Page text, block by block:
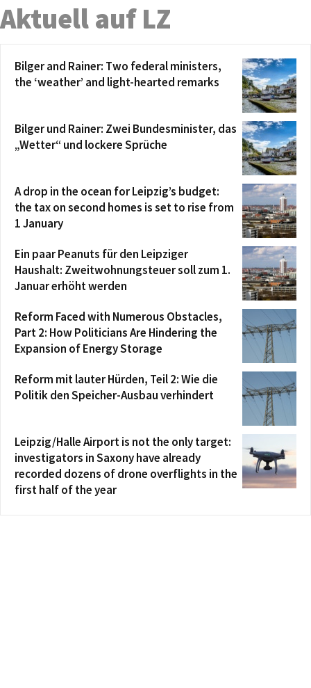
Aktuell auf LZ
Bilger and Rainer: Two federal ministers,
the ‘weather’ and light-hearted remarks
Bilger und Rainer: Zwei Bundesminister, das
„Wetter“ und lockere Sprüche
A drop in the ocean for Leipzig’s budget:
the tax on second homes is set to rise from
1 January
Ein paar Peanuts für den Leipziger
Haushalt: Zweitwohnungsteuer soll zum 1.
Januar erhöht werden
Reform Faced with Numerous Obstacles,
Part 2: How Politicians Are Hindering the
Expansion of Energy Storage
Reform mit lauter Hürden, Teil 2: Wie die
Politik den Speicher-Ausbau verhindert
Leipzig/Halle Airport is not the only target:
investigators in Saxony have already
recorded dozens of drone overflights in the
first half of the year